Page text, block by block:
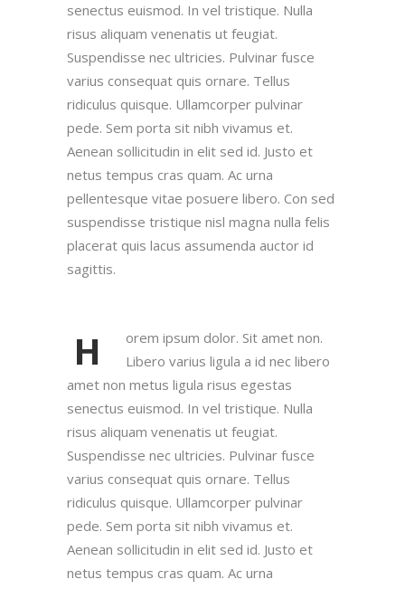
senectus euismod. In vel tristique. Nulla
risus aliquam venenatis ut feugiat.
Suspendisse nec ultricies. Pulvinar fusce
varius consequat quis ornare. Tellus
ridiculus quisque. Ullamcorper pulvinar
pede. Sem porta sit nibh vivamus et.
Aenean sollicitudin in elit sed id. Justo et
netus tempus cras quam. Ac urna
pellentesque vitae posuere libero. Con sed
suspendisse tristique nisl magna nulla felis
placerat quis lacus assumenda auctor id
sagittis.
H
orem ipsum dolor. Sit amet non.
Libero varius ligula a id nec libero
amet non metus ligula risus egestas
senectus euismod. In vel tristique. Nulla
risus aliquam venenatis ut feugiat.
Suspendisse nec ultricies. Pulvinar fusce
varius consequat quis ornare. Tellus
ridiculus quisque. Ullamcorper pulvinar
pede. Sem porta sit nibh vivamus et.
Aenean sollicitudin in elit sed id. Justo et
netus tempus cras quam. Ac urna